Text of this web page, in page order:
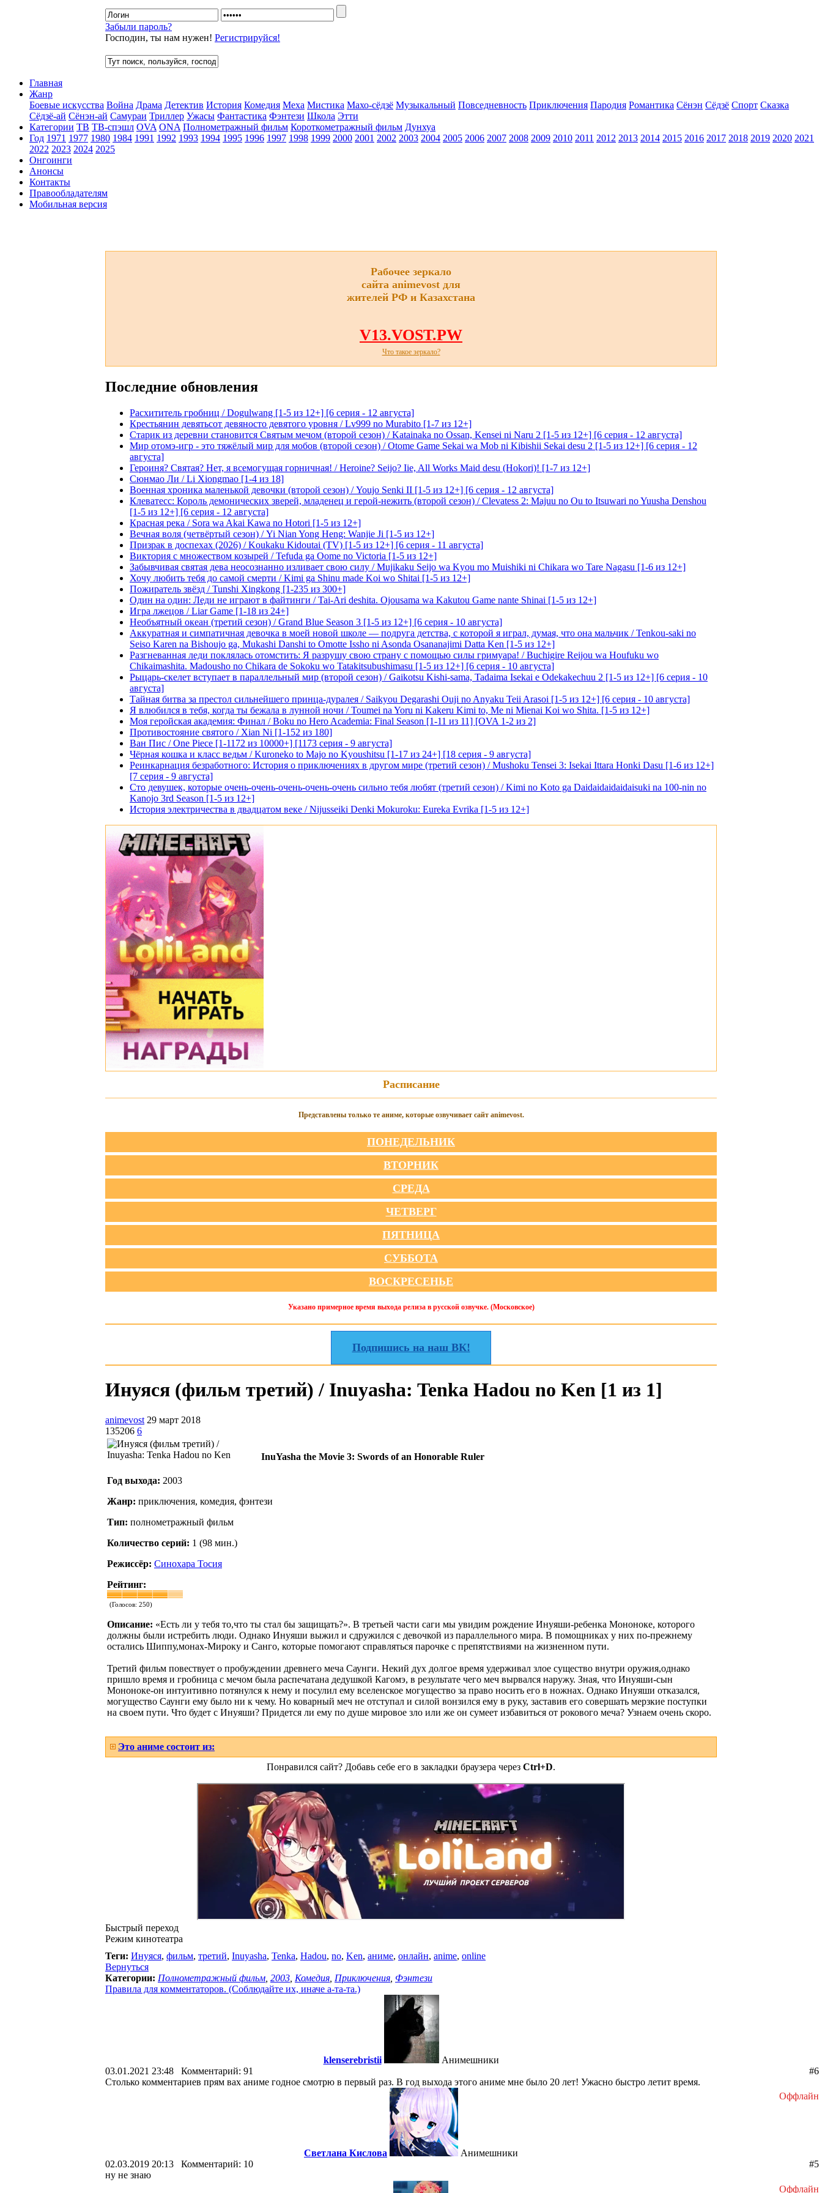
Забыли пароль?
Господин, ты нам нужен! Регистрируйся!
Главная
Жанр
Боевые искусства Война Драма Детектив История Комедия Меха Мистика Махо-сёдзё Музыкальный Повседневность Приключения Пародия Романтика Сёнэн Сёдзё Спорт Сказка
Сёдзё-ай Сёнэн-ай Самураи Триллер Ужасы Фантастика Фэнтези Школа Этти
Категории ТВ ТВ-спэшл OVA ONA Полнометражный фильм Короткометражный фильм Дунхуа
Год 1971 1977 1980 1984 1991 1992 1993 1994 1995 1996 1997 1998 1999 2000 2001 2002 2003 2004 2005 2006 2007 2008 2009 2010 2011 2012 2013 2014 2015 2016 2017 2018 2019 2020 2021
2022 2023 2024 2025
Онгоинги
Анонсы
Контакты
Правообладателям
Мобильная версия
Рабочее зеркало
сайта animevost для
жителей РФ и Казахстана
V13.VOST.PW
Что такое зеркало?
Последние обновления
Расхититель гробниц / Dogulwang [1-5 из 12+] [6 серия - 12 августа]
Крестьянин девятьсот девяносто девятого уровня / Lv999 no Murabito [1-7 из 12+]
Старик из деревни становится Святым мечом (второй сезон) / Katainaka no Ossan, Kensei ni Naru 2 [1-5 из 12+] [6 серия - 12 августа]
Мир отомэ-игр - это тяжёлый мир для мобов (второй сезон) / Otome Game Sekai wa Mob ni Kibishii Sekai desu 2 [1-5 из 12+] [6 серия - 12
августа]
Героиня? Святая? Нет, я всемогущая горничная! / Heroine? Seijo? Iie, All Works Maid desu (Hokori)! [1-7 из 12+]
Сюнмао Ли / Li Xiongmao [1-4 из 18]
Военная хроника маленькой девочки (второй сезон) / Youjo Senki II [1-5 из 12+] [6 серия - 12 августа]
Клеватесс: Король демонических зверей, младенец и герой-нежить (второй сезон) / Clevatess 2: Majuu no Ou to Itsuwari no Yuusha Denshou
[1-5 из 12+] [6 серия - 12 августа]
Красная река / Sora wa Akai Kawa no Hotori [1-5 из 12+]
Вечная воля (четвёртый сезон) / Yi Nian Yong Heng: Wanjie Ji [1-5 из 12+]
Призрак в доспехах (2026) / Koukaku Kidoutai (TV) [1-5 из 12+] [6 серия - 11 августа]
Виктория с множеством козырей / Tefuda ga Oome no Victoria [1-5 из 12+]
Забывчивая святая дева неосознанно изливает свою силу / Mujikaku Seijo wa Kyou mo Muishiki ni Chikara wo Tare Nagasu [1-6 из 12+]
Хочу любить тебя до самой смерти / Kimi ga Shinu made Koi wo Shitai [1-5 из 12+]
Пожиратель звёзд / Tunshi Xingkong [1-235 из 300+]
Один на один: Леди не играют в файтинги / Tai-Ari deshita. Ojousama wa Kakutou Game nante Shinai [1-5 из 12+]
Игра лжецов / Liar Game [1-18 из 24+]
Необъятный океан (третий сезон) / Grand Blue Season 3 [1-5 из 12+] [6 серия - 10 августа]
Аккуратная и симпатичная девочка в моей новой школе — подруга детства, с которой я играл, думая, что она мальчик / Tenkou-saki no
Seiso Karen na Bishoujo ga, Mukashi Danshi to Omotte Issho ni Asonda Osananajimi Datta Ken [1-5 из 12+]
Разгневанная леди поклялась отомстить: Я разрушу свою страну с помощью силы гримуара! / Buchigire Reijou wa Houfuku wo
Chikaimashita. Madousho no Chikara de Sokoku wo Tatakitsubushimasu [1-5 из 12+] [6 серия - 10 августа]
Рыцарь-скелет вступает в параллельный мир (второй сезон) / Gaikotsu Kishi-sama, Tadaima Isekai e Odekakechuu 2 [1-5 из 12+] [6 серия - 10
августа]
Тайная битва за престол сильнейшего принца-дуралея / Saikyou Degarashi Ouji no Anyaku Teii Arasoi [1-5 из 12+] [6 серия - 10 августа]
Я влюбился в тебя, когда ты бежала в лунной ночи / Toumei na Yoru ni Kakeru Kimi to, Me ni Mienai Koi wo Shita. [1-5 из 12+]
Моя геройская академия: Финал / Boku no Hero Academia: Final Season [1-11 из 11] [OVA 1-2 из 2]
Противостояние святого / Xian Ni [1-152 из 180]
Ван Пис / One Piece [1-1172 из 10000+] [1173 серия - 9 августа]
Чёрная кошка и класс ведьм / Kuroneko to Majo no Kyoushitsu [1-17 из 24+] [18 серия - 9 августа]
Реинкарнация безработного: История о приключениях в другом мире (третий сезон) / Mushoku Tensei 3: Isekai Ittara Honki Dasu [1-6 из 12+]
[7 серия - 9 августа]
Сто девушек, которые очень-очень-очень-очень-очень сильно тебя любят (третий сезон) / Kimi no Koto ga Daidaidaidaidaisuki na 100-nin no
Kanojo 3rd Season [1-5 из 12+]
История электричества в двадцатом веке / Nijusseiki Denki Mokuroku: Eureka Evrika [1-5 из 12+]
Расписание
Представлены только те аниме, которые озвучивает сайт animevost.
ПОНЕДЕЛЬНИК
ВТОРНИК
СРЕДА
ЧЕТВЕРГ
ПЯТНИЦА
СУББОТА
ВОСКРЕСЕНЬЕ
Указано примерное время выхода релиза в русской озвучке. (Московское)
Подпишись на наш ВК!
Инуяся (фильм третий) / Inuyasha: Tenka Hadou no Ken [1 из 1]
animevost 29 март 2018
135206 6
InuYasha the Movie 3: Swords of an Honorable Ruler
Год выхода: 2003
Жанр: приключения, комедия, фэнтези
Тип: полнометражный фильм
Количество серий: 1 (98 мин.)
Режиссёр: Синохара Тосия
Рейтинг:
(Голосов: 250)
Описание: «Есть ли у тебя то,что ты стал бы защищать?». В третьей части саги мы увидим рождение Инуяши-ребенка Мононоке, которого
должны были истребить люди. Однако Инуяши выжил и сдружился с девочкой из параллельного мира. В помощниках у них по-прежнему
остались Шиппу,монах-Мироку и Санго, которые помогают справляться парочке с препятствиями на жизненном пути.
Третий фильм повествует о пробуждении древнего меча Саунги. Некий дух долгое время удерживал злое существо внутри оружия,однако
пришло время и гробница с мечом была распечатана дедушкой Кагомэ, в результате чего меч вырвался наружу. Зная, что Инуяши-сын
Мононоке-он интуитивно потянулся к нему и посулил ему вселенское могущество за право носить его в ножнах. Однако Инуяши отказался,
могущество Саунги ему было ни к чему. Но коварный меч не отступал и силой вонзился ему в руку, заставив его совершать мерзкие поступки
на своем пути. Что будет с Инуяши? Придется ли ему по душе мировое зло или же он сумеет избавиться от рокового меча? Узнаем очень скоро.
Это аниме состоит из:
Понравился сайт? Добавь себе его в закладки браузера через Ctrl+D.
Быстрый переход
Режим кинотеатра
Теги: Инуяся, фильм, третий, Inuyasha, Tenka, Hadou, no, Ken, аниме, онлайн, anime, online
Вернуться
Категории: Полнометражный фильм 2003 Комедия Приключения Фэнтези
Правила для комментаторов. (Соблюдайте их, иначе а-та-та.)
klenserebristii
Анимешники
03.01.2021 23:48 Комментарий: 91
#6
Столько комментариев прям вах аниме годное смотрю в первый раз. В год выхода этого аниме мне было 20 лет! Ужасно быстро летит время.
Оффлайн
Светлана Кислова
Анимешники
02.03.2019 20:13 Комментарий: 10
#5
ну не знаю
Оффлайн